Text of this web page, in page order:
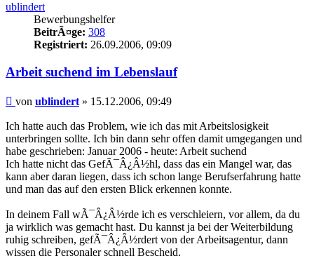
ublindert
Bewerbungshelfer
BeitrÃ¤ge: 308
Registriert: 26.09.2006, 09:09
Arbeit suchend im Lebenslauf
Beitrag
von ublindert » 15.12.2006, 09:49
Ich hatte auch das Problem, wie ich das mit Arbeitslosigkeit
unterbringen sollte. Ich bin dann sehr offen damit umgegangen und
habe geschrieben: Januar 2006 - heute: Arbeit suchend
Ich hatte nicht das GefÃ¯Â¿Â½hl, dass das ein Mangel war, das
kann aber daran liegen, dass ich schon lange Berufserfahrung hatte
und man das auf den ersten Blick erkennen konnte.
In deinem Fall wÃ¯Â¿Â½rde ich es verschleiern, vor allem, da du
ja wirklich was gemacht hast. Du kannst ja bei der Weiterbildung
ruhig schreiben, gefÃ¯Â¿Â½rdert von der Arbeitsagentur, dann
wissen die Personaler schnell Bescheid.